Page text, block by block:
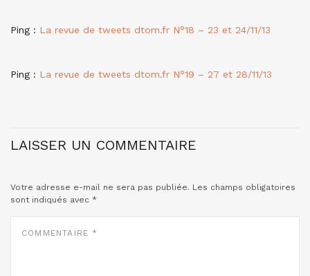
Ping : La revue de tweets dtom.fr N°18 – 23 et 24/11/13
Ping : La revue de tweets dtom.fr N°19 – 27 et 28/11/13
LAISSER UN COMMENTAIRE
Votre adresse e-mail ne sera pas publiée. Les champs obligatoires
sont indiqués avec *